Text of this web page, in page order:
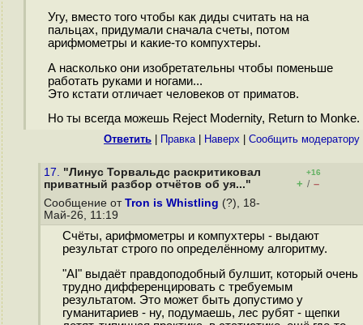
Угу, вместо того чтобы как диды считать на на
пальцах, придумали сначала счеты, потом
арифмометры и какие-то компухтеры.
А насколько они изобретательны чтобы поменьше
работать руками и ногами...
Это кстати отличает человеков от приматов.
Но ты всегда можешь Reject Modernity, Return to Monke.
Ответить Правка| Наверх Cообщить модератору
17. "Линус Торвальдс раскритиковал
приватный разбор отчётов об уя..."
+16
+ / –
Сообщение от Tron is Whistling (?), 18-
Май-26, 11:19
Счёты, арифмометры и компухтеры - выдают
результат строго по определённому алгоритму.
"AI" выдаёт правдоподобный булшит, который очень
трудно дифференцировать с требуемым
результатом. Это может быть допустимо у
гуманитариев - ну, подумаешь, лес рубят - щепки